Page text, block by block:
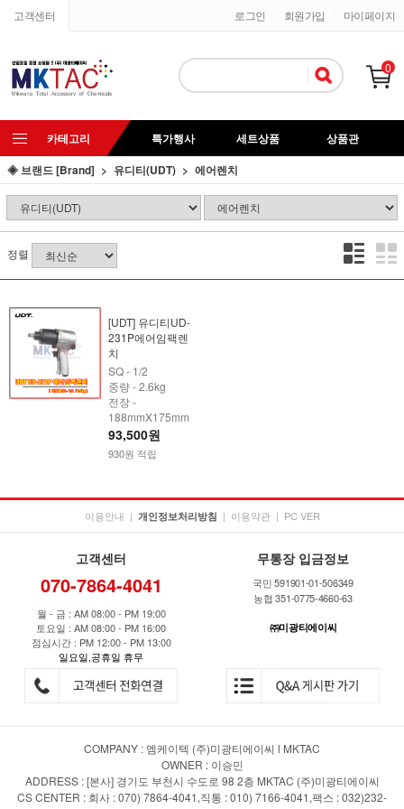
고객센터 마이페이지
회원가입
로그인
0
카테고리 특가행사 세트상품
상품관
◈ 브랜드 [Brand]
유디티(UDT) 에어렌치
정렬
[UDT] 유디티UD-
231P에어임팩렌
치
SQ - 1/2
중량 - 2.6kg
전장 -
188mmX175mm
93,500원
930원 적립
이용안내 | 개인정보처리방침 | 이용약관 | PC VER
고객센터
070-7864-4041
월 - 금 : AM 08:00 - PM 19:00
토요일 : AM 08:00 - PM 16:00
점심시간 : PM 12:00 - PM 13:00
일요일,공휴일 휴무
무통장 입금정보
국민 591901-01-506349
농협 351-0775-4660-63
㈜미광티에이씨
COMPANY : 엠케이텍 (주)미광티에이씨 l MKTAC
OWNER : 이승민
ADDRESS : [본사] 경기도 부천시 수도로 98 2층 MKTAC (주)미광티에이씨
CS CENTER : 회사 : 070) 7864-4041,직통 : 010) 7166-4041,팩스 : 032)232-